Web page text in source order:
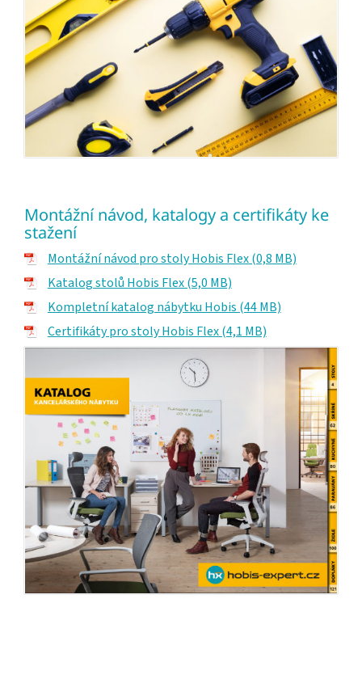
Montážní návod, katalogy a certifikáty ke
stažení
Montážní návod pro stoly Hobis Flex (0,8 MB)
Katalog stolů Hobis Flex (5,0 MB)
Kompletní katalog nábytku Hobis (44 MB)
Certifikáty pro stoly Hobis Flex (4,1 MB)